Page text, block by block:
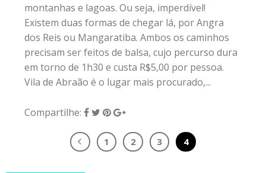
montanhas e lagoas. Ou seja, imperdível!
Existem duas formas de chegar lá, por Angra
dos Reis ou Mangaratiba. Ambos os caminhos
precisam ser feitos de balsa, cujo percurso dura
em torno de 1h30 e custa R$5,00 por pessoa.
Vila de Abraão é o lugar mais procurado,...
Compartilhe:
1 2 3 4